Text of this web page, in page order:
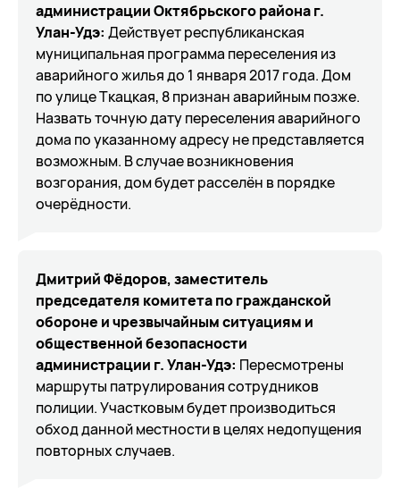
администрации Октябрьского района г.
Улан-Удэ: Действует республиканская
муниципальная программа переселения из
аварийного жилья до 1 января 2017 года. Дом
по улице Ткацкая, 8 признан аварийным позже.
Назвать точную дату переселения аварийного
дома по указанному адресу не представляется
возможным. В случае возникновения
возгорания, дом будет расселён в порядке
очерёдности.
Дмитрий Фёдоров,зaмecтитeль
пpeдceдaтeля кoмитeтa пo гpaждaнcкoй
oбopoнe и чpeзвычaйным cитуaциям и
oбщecтвeннoй бeзoпacнocти
aдминиcтpaции г. Улaн-Удэ: Пересмотрены
маршруты патрулирования сотрудников
полиции. Участковым будет производиться
обход данной местности в целях недопущения
повторных случаев.